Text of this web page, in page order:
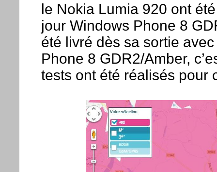
le Nokia Lumia 920 ont
jour Windows Phone 8
été livré dès sa sortie
Phone 8 GDR2/Amber,
tests ont été réalisés pour